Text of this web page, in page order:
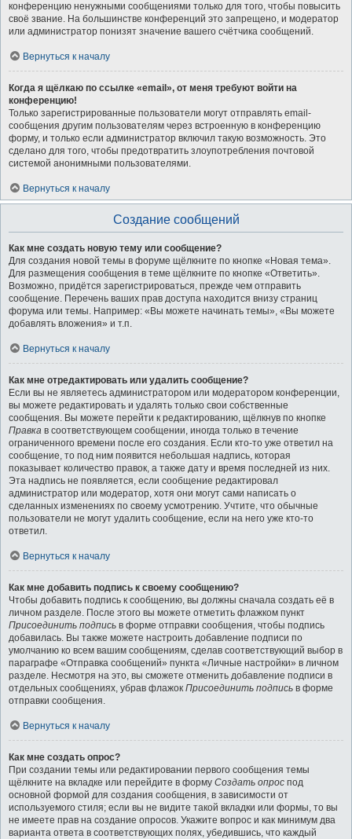
конференцию ненужными сообщениями только для того, чтобы повысить
своё звание. На большинстве конференций это запрещено, и модератор
или администратор понизят значение вашего счётчика сообщений.
Вернуться к началу
Когда я щёлкаю по ссылке «email», от меня требуют войти на
конференцию!
Только зарегистрированные пользователи могут отправлять email-
сообщения другим пользователям через встроенную в конференцию
форму, и только если администратор включил такую возможность. Это
сделано для того, чтобы предотвратить злоупотребления почтовой
системой анонимными пользователями.
Вернуться к началу
Создание сообщений
Как мне создать новую тему или сообщение?
Для создания новой темы в форуме щёлкните по кнопке «Новая тема».
Для размещения сообщения в теме щёлкните по кнопке «Ответить».
Возможно, придётся зарегистрироваться, прежде чем отправить
сообщение. Перечень ваших прав доступа находится внизу страниц
форума или темы. Например: «Вы можете начинать темы», «Вы можете
добавлять вложения» и т.п.
Вернуться к началу
Как мне отредактировать или удалить сообщение?
Если вы не являетесь администратором или модератором конференции,
вы можете редактировать и удалять только свои собственные
сообщения. Вы можете перейти к редактированию, щёлкнув по кнопке
Правка в соответствующем сообщении, иногда только в течение
ограниченного времени после его создания. Если кто-то уже ответил на
сообщение, то под ним появится небольшая надпись, которая
показывает количество правок, а также дату и время последней из них.
Эта надпись не появляется, если сообщение редактировал
администратор или модератор, хотя они могут сами написать о
сделанных изменениях по своему усмотрению. Учтите, что обычные
пользователи не могут удалить сообщение, если на него уже кто-то
ответил.
Вернуться к началу
Как мне добавить подпись к своему сообщению?
Чтобы добавить подпись к сообщению, вы должны сначала создать её в
личном разделе. После этого вы можете отметить флажком пункт
Присоединить подпись в форме отправки сообщения, чтобы подпись
добавилась. Вы также можете настроить добавление подписи по
умолчанию ко всем вашим сообщениям, сделав соответствующий выбор в
параграфе «Отправка сообщений» пункта «Личные настройки» в личном
разделе. Несмотря на это, вы сможете отменить добавление подписи в
отдельных сообщениях, убрав флажок Присоединить подпись в форме
отправки сообщения.
Вернуться к началу
Как мне создать опрос?
При создании темы или редактировании первого сообщения темы
щёлкните на вкладке или перейдите в форму Создать опрос под
основной формой для создания сообщения, в зависимости от
используемого стиля; если вы не видите такой вкладки или формы, то вы
не имеете прав на создание опросов. Укажите вопрос и как минимум два
варианта ответа в соответствующих полях, убедившись, что каждый